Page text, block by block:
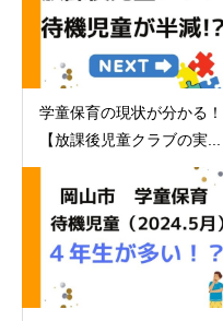
学童保育の現状が分かる！
【放課後児童クラブの実...